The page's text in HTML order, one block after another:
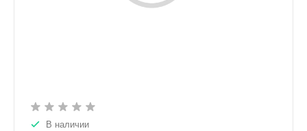
В наличии